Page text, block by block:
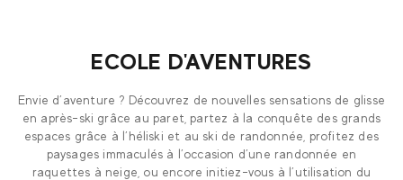
ECOLE D'AVENTURES
Envie d’aventure ? Découvrez de nouvelles sensations de glisse
en après-ski grâce au paret, partez à la conquête des grands
espaces grâce à l’héliski et au ski de randonnée, profitez des
paysages immaculés à l’occasion d’une randonnée en
raquettes à neige, ou encore initiez-vous à l’utilisation du